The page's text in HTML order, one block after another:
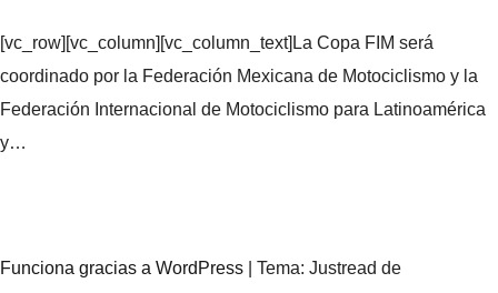
[vc_row][vc_column][vc_column_text]La Copa FIM será
coordinado por la Federación Mexicana de Motociclismo y la
Federación Internacional de Motociclismo para Latinoamérica
y…
Funciona gracias a WordPress
Tema: Justread de